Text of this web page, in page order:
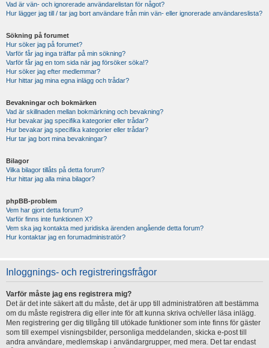
Vad är vän- och ignorerade användarelistan för något?
Hur lägger jag till / tar jag bort användare från min vän- eller ignorerade användareslista?
Sökning på forumet
Hur söker jag på forumet?
Varför får jag inga träffar på min sökning?
Varför får jag en tom sida när jag försöker söka!?
Hur söker jag efter medlemmar?
Hur hittar jag mina egna inlägg och trådar?
Bevakningar och bokmärken
Vad är skillnaden mellan bokmärkning och bevakning?
Hur bevakar jag specifika kategorier eller trådar?
Hur bevakar jag specifika kategorier eller trådar?
Hur tar jag bort mina bevakningar?
Bilagor
Vilka bilagor tillåts på detta forum?
Hur hittar jag alla mina bilagor?
phpBB-problem
Vem har gjort detta forum?
Varför finns inte funktionen X?
Vem ska jag kontakta med juridiska ärenden angående detta forum?
Hur kontaktar jag en forumadministratör?
Inloggnings- och registreringsfrågor
Varför måste jag ens registrera mig?
Det är det inte säkert att du måste, det är upp till administratören att bestämma
om du måste registrera dig eller inte för att kunna skriva och/eller läsa inlägg.
Men registrering ger dig tillgång till utökade funktioner som inte finns för gäster
som till exempel visningsbilder, personliga meddelanden, skicka e-post till
andra användare, medlemskap i användargrupper, med mera. Det tar endast